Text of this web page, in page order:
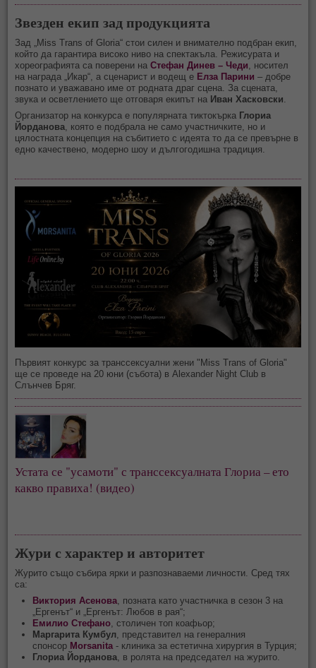
Звезден екип зад продукцията
Зад „Miss Trans of Gloria“ стои силен и внимателно подбран екип,
който да гарантира високо ниво на спектакъла. Режисурата и
хореографията са поверени наСтефан Динев – Чеди, носител
на награда „Икар“, а сценарист и водещ е Елза Парини – добре
познато и уважавано име от родната драг сцена. За сцената,
звука и осветлението ще отговаря екипът на Иван Хасковски.
Организатор на конкурса е популярната тиктокърка Глориа
Йорданова, която е подбрала не само участничките, но и
цялостната концепция на събитието с идеята то да се превърне в
едно качествено, модерно шоу и дългогодишна традиция.
Първият конкурс за транссексуални жени "Miss Trans of Gloria"
ще се проведе на 20 юни (събота) в Alexander Night Club в
Слънчев Бряг.
Устата се "усамоти" с транссексуалната Глориа – ето
какво правиха! (видео)
Жури с характер и авторитет
Журито също събира ярки и разпознаваеми личности. Сред тях
са:
Виктория Асенова, позната като участничка в сезон 3 на
„Ергенът“ и „Ергенът: Любов в рая“;
Емилио Стефано, столичен топ коафьор;
Маргарита Кумбул, представител на генералния
спонсор Morsanita- клиника за естетична хирургия в Турция;
Глориа Йорданова, в ролята на председател на журито.